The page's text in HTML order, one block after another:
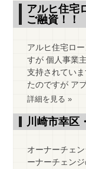
アルヒ住宅
ご融資！！
アルヒ住宅ロ
すが 個人事業
支持されてい
たのですが ア
詳細を見る »
川崎市幸区
オーナーチェ
ーナーチェン